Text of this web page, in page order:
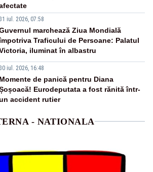
31 iul. 2026, 07:58
marchează Ziua Mondială
Traficului de Persoane: Palatul
iluminat în albastru
30 iul. 2026, 16:48
Momente de panică pentru Diana
Eurodeputata a fost rănită într-
accident rutier
- NATIONALA